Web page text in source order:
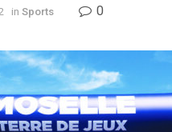
in Sports 0